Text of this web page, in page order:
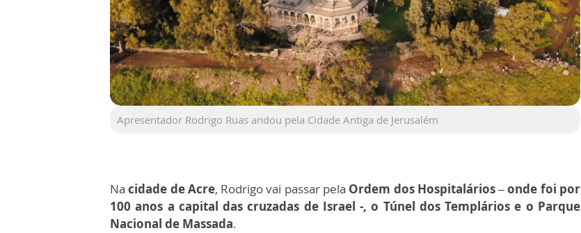
Apresentador Rodrigo Ruas andou pela Cidade Antiga de Jerusalém
Nacidade de Acre, Rodrigo vai passar pela Ordem dos Hospitalários – onde foi por
100 anos a capital das cruzadas de Israel -, o Túnel dos Templários e o Parque
Nacional de Massada.